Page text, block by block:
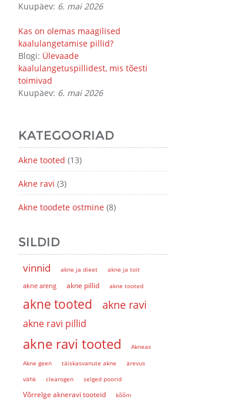
Kuupäev: 6. mai 2026
Kas on olemas maagilised
kaalulangetamise pillid?
Blogi: Ülevaade
kaalulangetuspillidest, mis tõesti
toimivad
Kuupäev: 6. mai 2026
KATEGOORIAD
Akne tooted (13)
Akne ravi (3)
Akne toodete ostmine (8)
SILDID
vinnid akne ja dieet
akne ja toit
akne areng
akne pillid akne tooted
akne tooted akne ravi
akne ravi pillid
akne ravi tooted
Akneas
Akne geen
täiskasvanute akne
ärevus
vähk
clearogen selged poorid
Võrrelge akneravi tooteid
kõõm